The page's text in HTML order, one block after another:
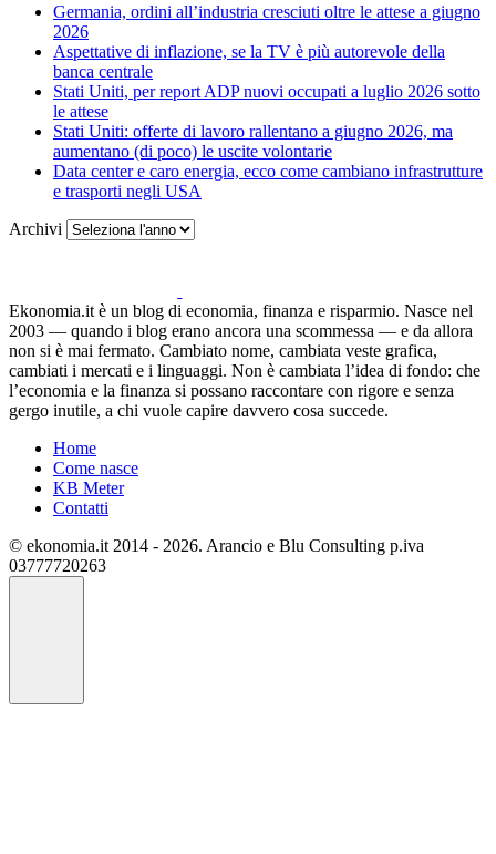
Germania, ordini all’industria cresciuti oltre le attese a giugno
2026
Aspettative di inflazione, se la TV è più autorevole della
banca centrale
Stati Uniti, per report ADP nuovi occupati a luglio 2026 sotto
le attese
Stati Uniti: offerte di lavoro rallentano a giugno 2026, ma
aumentano (di poco) le uscite volontarie
Data center e caro energia, ecco come cambiano infrastrutture
e trasporti negli USA
Archivi
Ekonomia.it è un blog di economia, finanza e risparmio. Nasce nel
2003 — quando i blog erano ancora una scommessa — e da allora
non si è mai fermato. Cambiato nome, cambiata veste grafica,
cambiati i mercati e i linguaggi. Non è cambiata l’idea di fondo: che
l’economia e la finanza si possano raccontare con rigore e senza
gergo inutile, a chi vuole capire davvero cosa succede.
Home
Come nasce
KB Meter
Contatti
© ekonomia.it 2014 - 2026. Arancio e Blu Consulting p.iva
03777720263